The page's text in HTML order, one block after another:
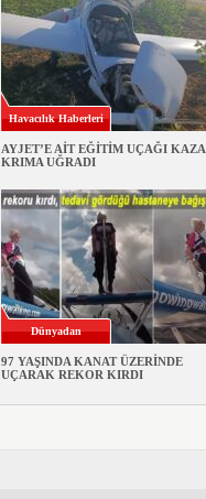
Havacılık Haberleri
AYJET’E AİT EĞİTİM UÇAĞI KAZA
KRIMA UĞRADI
Dünyadan
97 YAŞINDA KANAT ÜZERİNDE
UÇARAK REKOR KIRDI